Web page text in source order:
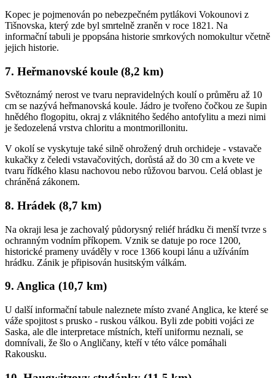
Kopec je pojmenován po nebezpečném pytlákovi Vokounovi z
Tišnovska, který zde byl smrtelně zraněn v roce 1821. Na
informační tabuli je ppopsána historie smrkových nomokultur včetně
jejich historie.
7. Heřmanovské koule (8,2 km)
Světoznámý nerost ve tvaru nepravidelných koulí o průměru až 10
cm se nazývá heřmanovská koule. Jádro je tvořeno čočkou ze šupin
hnědého flogopitu, okraj z vláknitého šedého antofylitu a mezi nimi
je šedozelená vrstva chloritu a montmorillonitu.
V okolí se vyskytuje také silně ohrožený druh orchideje - vstavače
kukačky z čeledi vstavačovitých, dorůstá až do 30 cm a kvete ve
tvaru řídkého klasu nachovou nebo růžovou barvou. Celá oblast je
chráněná zákonem.
8. Hrádek (8,7 km)
Na okraji lesa je zachovalý půdorysný reliéf hrádku či menší tvrze s
ochranným vodním příkopem. Vznik se datuje po roce 1200,
historické prameny uváděly v roce 1366 koupi lánu a užíváním
hrádku. Zánik je připisován husitským válkám.
9. Anglica (10,7 km)
U další informační tabule naleznete místo zvané Anglica, ke které se
váže spojitost s prusko - ruskou válkou. Byli zde pobiti vojáci ze
Saska, ale dle interpretace místních, kteří uniformu neznali, se
domnívali, že šlo o Angličany, kteří v této válce pomáhali
Rakousku.